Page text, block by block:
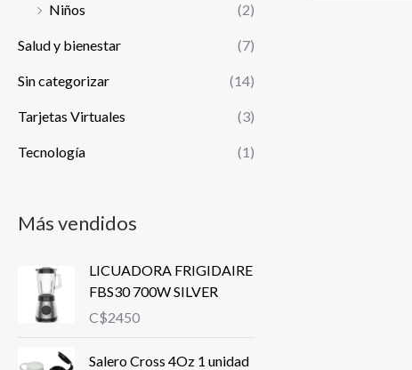
Niños
(2)
Salud y bienestar (7)
Sin categorizar (14)
Tarjetas Virtuales (3)
Tecnología (1)
Más vendidos
LICUADORA FRIGIDAIRE
FBS30 700W SILVER
C$2450
Salero Cross 4Oz 1 unidad